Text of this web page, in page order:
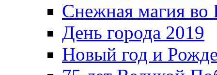
Снежная магия во
День города 2019
Новый год и